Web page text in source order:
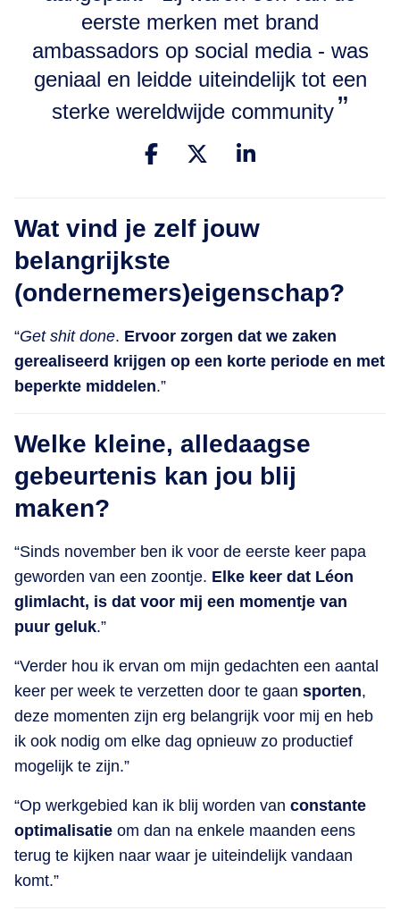
eerste merken met brand
ambassadors op social media - was
geniaal en leidde uiteindelijk tot een
sterke wereldwijde community
Wat vind je zelf jouw
belangrijkste
(ondernemers)eigenschap?
“Get shit done. Ervoor zorgen dat we zaken
gerealiseerd krijgen op een korte periode en met
beperkte middelen.”
Welke kleine, alledaagse
gebeurtenis kan jou blij
maken?
“Sinds november ben ik voor de eerste keer papa
geworden van een zoontje. Elke keer dat Léon
glimlacht, is dat voor mij een momentje van
puur geluk.”
“Verder hou ik ervan om mijn gedachten een aantal
keer per week te verzetten door te gaan sporten,
deze momenten zijn erg belangrijk voor mij en heb
ik ook nodig om elke dag opnieuw zo productief
mogelijk te zijn.”
“Op werkgebied kan ik blij worden van constante
optimalisatie om dan na enkele maanden eens
terug te kijken naar waar je uiteindelijk vandaan
komt.”